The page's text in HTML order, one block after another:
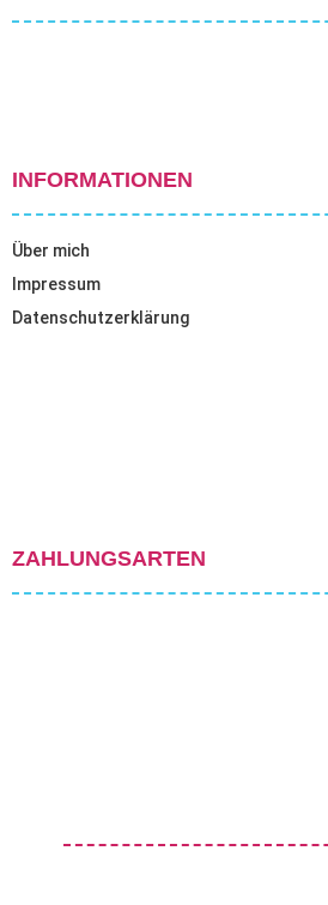
INFORMATIONEN
Über mich
Impressum
Datenschutzerklärung
ZAHLUNGSARTEN